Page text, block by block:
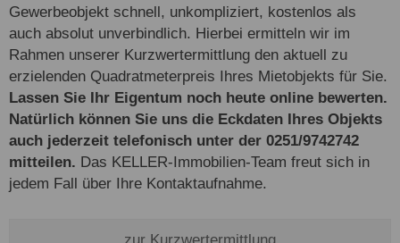
Gewerbeobjekt schnell, unkompliziert, kostenlos als
auch absolut unverbindlich. Hierbei ermitteln wir im
Rahmen unserer Kurzwertermittlung den aktuell zu
erzielenden Quadratmeterpreis Ihres Mietobjekts für Sie.
Lassen Sie Ihr Eigentum noch heute online bewerten.
Natürlich können Sie uns die Eckdaten Ihres Objekts
auch jederzeit telefonisch unter der 0251/9742742
mitteilen. Das KELLER-Immobilien-Team freut sich in
jedem Fall über Ihre Kontaktaufnahme.
zur Kurzwertermittlung